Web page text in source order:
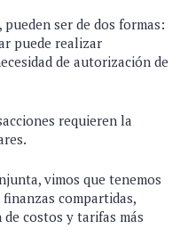
ser de dos formas:
puede realizar
de autorización de
requieren la
vimos que tenemos
compartidas,
costos y tarifas más